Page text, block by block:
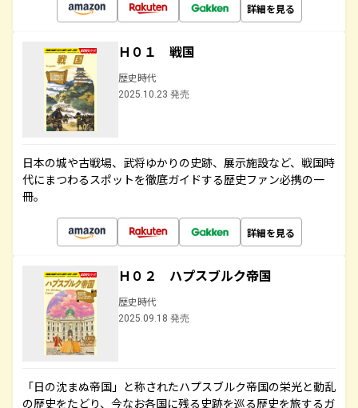
詳細を見る
Ｈ０１ 戦国
歴史時代
2025.10.23 発売
日本の城や古戦場、武将ゆかりの史跡、展示施設など、戦国時
代にまつわるスポットを徹底ガイドする歴史ファン必携の一
冊。
詳細を見る
Ｈ０２ ハプスブルク帝国
歴史時代
2025.09.18 発売
「日の沈まぬ帝国」と称されたハプスブルク帝国の栄光と動乱
の歴史をたどり、今なお各国に残る史跡を巡る歴史を旅するガ